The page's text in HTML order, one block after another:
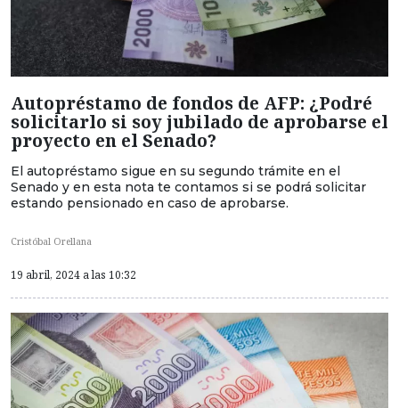
Autopréstamo de fondos de AFP: ¿Podré
solicitarlo si soy jubilado de aprobarse el
proyecto en el Senado?
El autopréstamo sigue en su segundo trámite en el
Senado y en esta nota te contamos si se podrá solicitar
estando pensionado en caso de aprobarse.
Cristóbal Orellana
19 abril, 2024 a las 10:32